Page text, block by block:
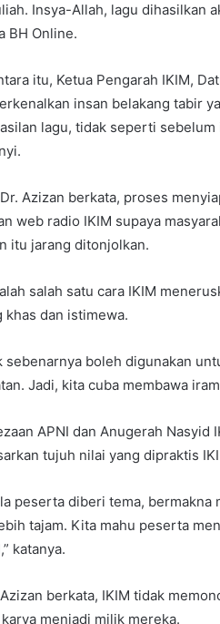
Insya-Allah, lagu dihasilkan
BH Online.
itu, Ketua Pengarah IKIM,
insan belakang tabir
lagu, tidak seperti
Azizan berkata, proses
web radio IKIM supaya
itu jarang ditonjolkan.
salah satu cara IKIM
khas dan istimewa.
sebenarnya boleh digunakan
Jadi, kita cuba membawa
APNI dan Anugerah
tujuh nilai yang dipraktis
peserta diberi tema,
tajam. Kita mahu peserta
katanya.
berkata, IKIM tidak
menjadi milik mereka.